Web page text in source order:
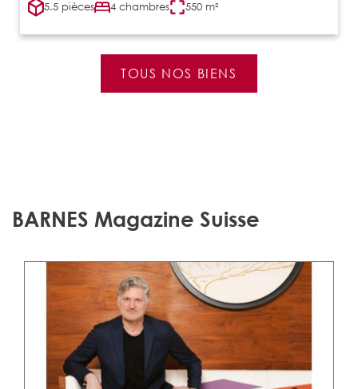
5.5 pièces 4 chambres 550 m²
TOUS NOS BIENS
BARNES Magazine Suisse